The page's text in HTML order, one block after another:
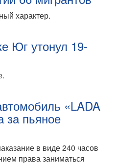
характер.
Юг утонул 19-
«LADA
за пьяное
в виде 240 часов
права заниматься